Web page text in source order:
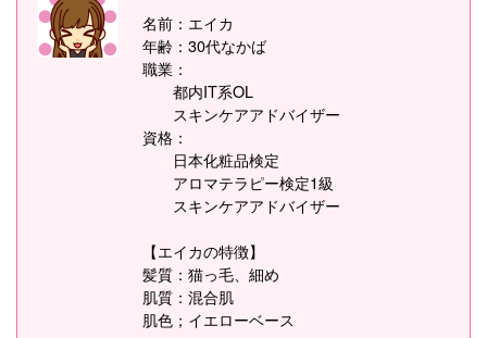
名前：エイカ
年齢：30代なかば
職業：
都内IT系OL
スキンケアアドバイザー
資格：
日本化粧品検定
アロマテラピー検定1級
スキンケアアドバイザー
【エイカの特徴】
髪質：猫っ毛、細め
肌質：混合肌
肌色；イエローベース